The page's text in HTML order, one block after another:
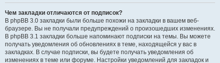
Чем закладки отличаются от подписок?
В phpBB 3.0 закладки были больше похожи на закладки в вашем веб-
браузере. Вы не получали предупреждений о произошедших изменениях.
В phpBB 3.1 закладки больше напоминают подписки на темы. Вы можете
получать уведомления об обновлениях в теме, находящейся у вас в
закладках. В случае подписки, вы будете получать уведомления об
изменениях в теме или форуме. Настройки уведомлений для закладок и